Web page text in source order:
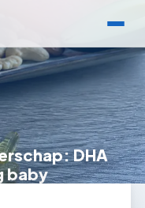
DHA
baby